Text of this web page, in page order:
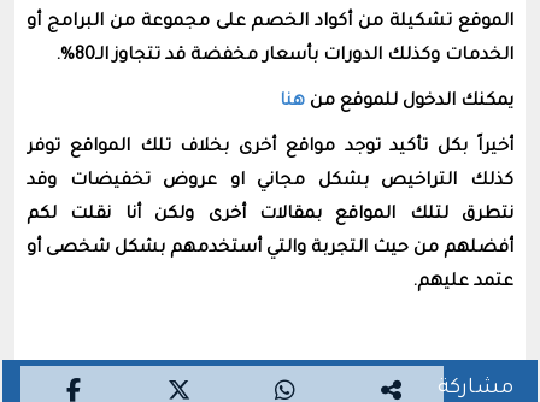
الموقع تشكيلة من أكواد الخصم على مجموعة من البرامج أو
الخدمات وكذلك الدورات بأسعار مخفضة قد تتجاوز الـ80%.
يمكنك الدخول للموقع من هنا
أخيراً بكل تأكيد توجد مواقع أخرى بخلاف تلك المواقع توفر
كذلك التراخيص بشكل مجاني او عروض تخفيضات وقد
نتطرق لتلك المواقع بمقالات أخرى ولكن أنا نقلت لكم
أفضلهم من حيث التجربة والتي أستخدمهم بشكل شخصى أو
عتمد عليهم.
مشاركة